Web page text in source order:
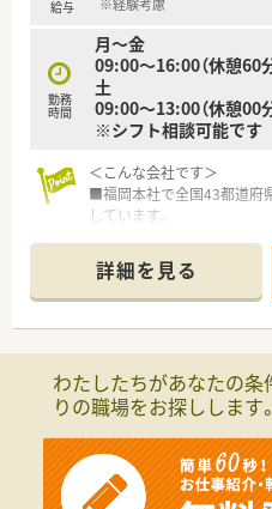
■健康サポート薬局の届出
の健康に貢献するかかりつ
【求人情報について】
■正社員としての雇用形態
■昇給は年1回、賞与は年2
日頃の頑張りがしっかりと
■薬剤師手当のほかに最大7
手当など各種手当が非常に
【勤務実態について】
■1ヶ月変形労働時間制を採
い範囲で無理のないシフト
■年間休日は約124日と大
されるためワークライフバ
■年度に1回は最低5日間の
アル休暇など、リフレッシ
給与 ※経験考慮
勤務
時間
月～金
09:00～16:00（休憩60
土
09:00～13:00（休憩00
※シフト相談可能です
＜こんな会社です＞
■福岡本社で全国43都道府
しています。
コミュニケーションを図って
＜研修制度・スキルアップ
■独自の研修システムを活
その他、カフェテリア研修
会人像に合わせた学ぶ環境
■将来は専門薬剤師として活
しての店舗運営に携わる方
が描けます。
また希望者は人事、教育、
す。
詳細を見る
わたしたちがあなたの条
りの職場をお探しします。